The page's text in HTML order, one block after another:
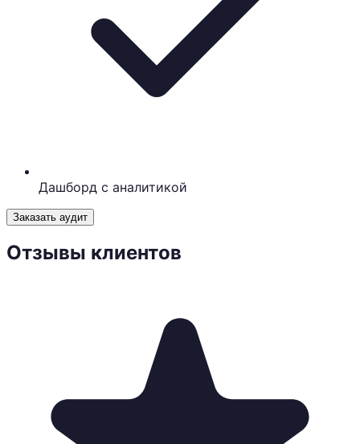
Дашборд с аналитикой
Заказать аудит
Отзывы клиентов